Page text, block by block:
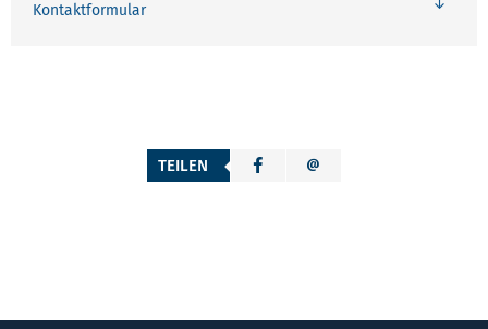
Kontaktformular
TEILEN